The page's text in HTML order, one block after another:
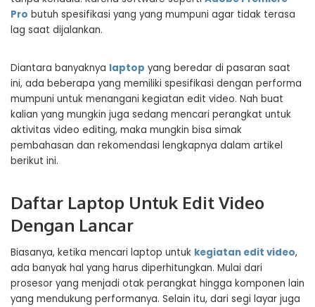
Pro butuh spesifikasi yang yang mumpuni agar tidak terasa
lag saat dijalankan.
Diantara banyaknya laptop yang beredar di pasaran saat
ini, ada beberapa yang memiliki spesifikasi dengan performa
mumpuni untuk menangani kegiatan edit video. Nah buat
kalian yang mungkin juga sedang mencari perangkat untuk
aktivitas video editing, maka mungkin bisa simak
pembahasan dan rekomendasi lengkapnya dalam artikel
berikut ini.
Daftar Laptop Untuk Edit Video
Dengan Lancar
Biasanya, ketika mencari laptop untuk kegiatan edit video,
ada banyak hal yang harus diperhitungkan. Mulai dari
prosesor yang menjadi otak perangkat hingga komponen lain
yang mendukung performanya. Selain itu, dari segi layar juga